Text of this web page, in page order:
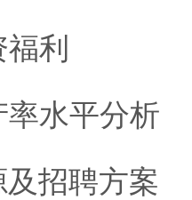
利
水平分析
招聘方案